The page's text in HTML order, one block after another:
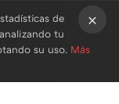
de
tu
su uso. Más